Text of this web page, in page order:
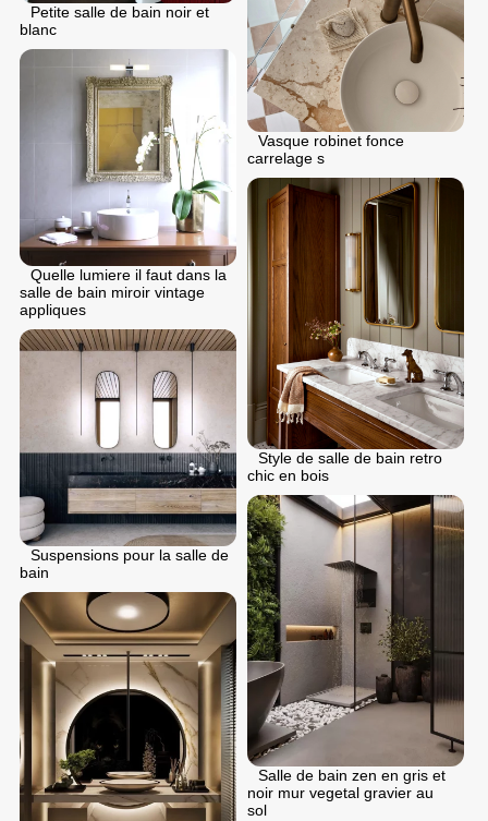
Petite salle de bain noir et
blanc
Vasque robinet fonce
carrelage s
Quelle lumiere il faut dans la
salle de bain miroir vintage
appliques
Style de salle de bain retro
chic en bois
Suspensions pour la salle de
bain
Salle de bain zen en gris et
noir mur vegetal gravier au
sol